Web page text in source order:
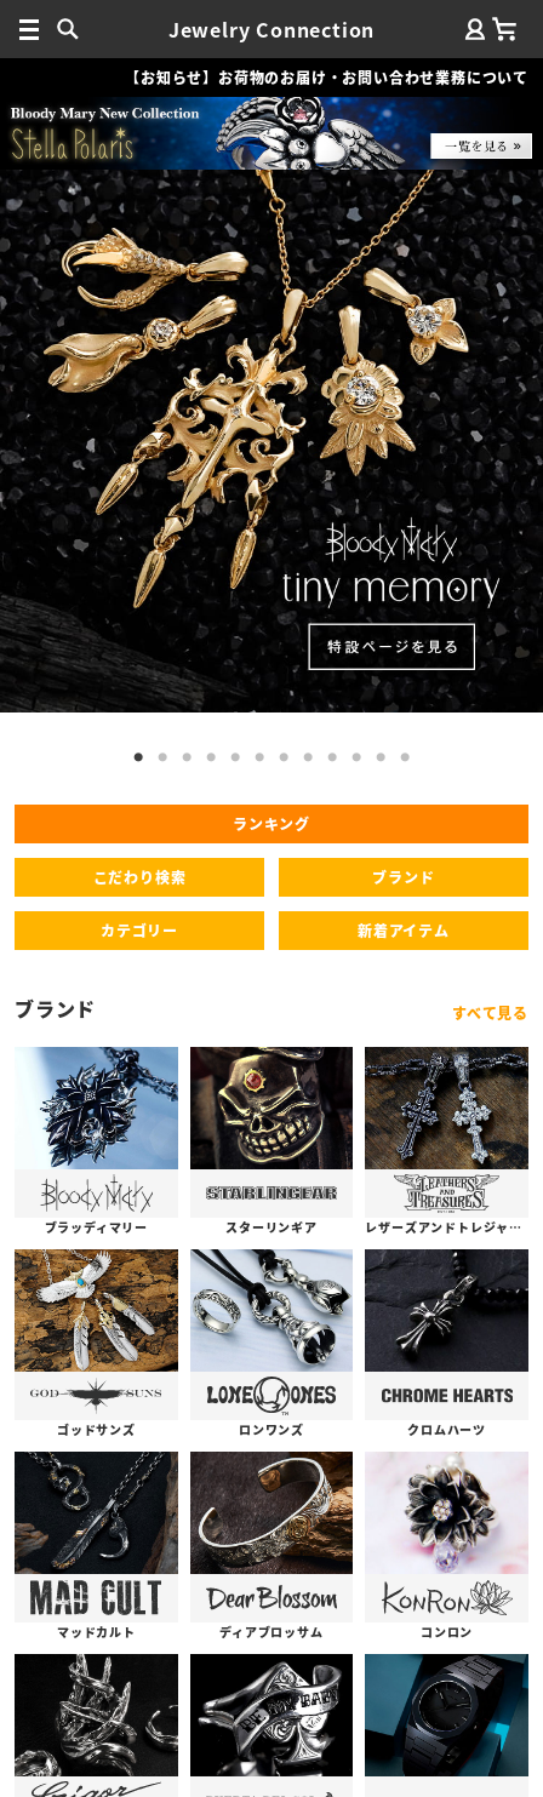
Jewelry Connection
【お知らせ】お荷物のお届け・お問い合わせ業務について
ランキング
こだわり検索 ブランド
カテゴリー 新着アイテム
ブランド すべて見る
ブラッディマリー スターリンギア レザーズアンドトレジャーズ
ゴッドサンズ ロンワンズ クロムハーツ
マッドカルト ディアブロッサム コンロン